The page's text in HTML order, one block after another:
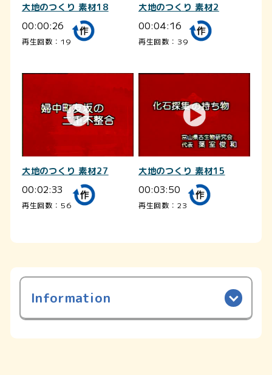
大地のつくり 素材18
00:00:26
再生回数：19
大地のつくり 素材2
00:04:16
再生回数：39
大地のつくり 素材27
00:02:33
再生回数：56
大地のつくり 素材15
00:03:50
再生回数：23
Information